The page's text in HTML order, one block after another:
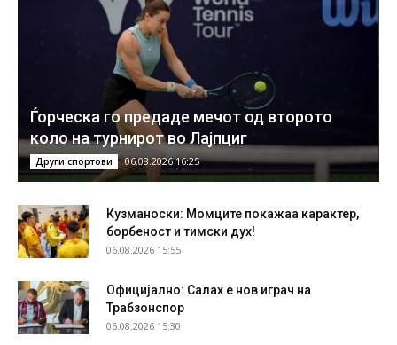
Ѓорческа го предаде мечот од второто
коло на турнирот во Лајпциг
Други спортови 06.08.2026 16:25
Кузманоски: Момците покажаа карактер,
борбеност и тимски дух!
06.08.2026 15:55
Официјално: Салах е нов играч на
Трабзонспор
06.08.2026 15:30